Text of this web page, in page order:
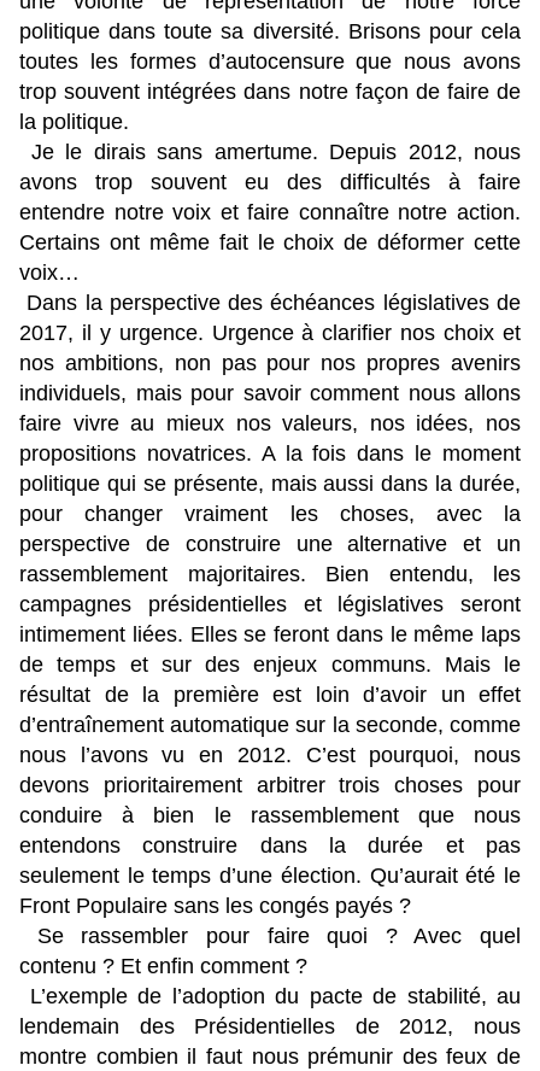
politique dans toute sa diversité. Brisons pour cela
toutes les formes d’autocensure que nous avons
trop souvent intégrées dans notre façon de faire de
la politique.
Je le dirais sans amertume. Depuis 2012, nous
avons trop souvent eu des difficultés à faire
entendre notre voix et faire connaître notre action.
Certains ont même fait le choix de déformer cette
voix…
Dans la perspective des échéances législatives de
2017, il y urgence. Urgence à clarifier nos choix et
nos ambitions, non pas pour nos propres avenirs
individuels, mais pour savoir comment nous allons
faire vivre au mieux nos valeurs, nos idées, nos
propositions novatrices. A la fois dans le moment
politique qui se présente, mais aussi dans la durée,
pour changer vraiment les choses, avec la
perspective de construire une alternative et un
rassemblement majoritaires. Bien entendu, les
campagnes présidentielles et législatives seront
intimement liées. Elles se feront dans le même laps
de temps et sur des enjeux communs. Mais le
résultat de la première est loin d’avoir un effet
d’entraînement automatique sur la seconde, comme
nous l’avons vu en 2012. C’est pourquoi, nous
devons prioritairement arbitrer trois choses pour
conduire à bien le rassemblement que nous
entendons construire dans la durée et pas
seulement le temps d’une élection. Qu’aurait été le
Front Populaire sans les congés payés ?
Se rassembler pour faire quoi ? Avec quel
contenu ? Et enfin comment ?
L’exemple de l’adoption du pacte de stabilité, au
lendemain des Présidentielles de 2012, nous
montre combien il faut nous prémunir des feux de